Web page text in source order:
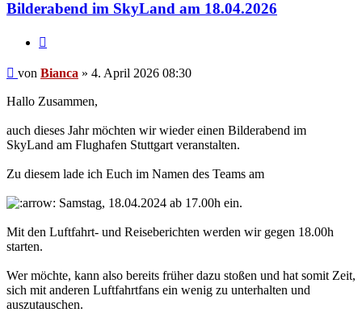
Bilderabend im SkyLand am 18.04.2026
Beitrag
von Bianca » 4. April 2026 08:30
Hallo Zusammen,
auch dieses Jahr möchten wir wieder einen Bilderabend im
SkyLand am Flughafen Stuttgart veranstalten.
Zu diesem lade ich Euch im Namen des Teams am
Samstag, 18.04.2024 ab 17.00h ein.
Mit den Luftfahrt- und Reiseberichten werden wir gegen 18.00h
starten.
Wer möchte, kann also bereits früher dazu stoßen und hat somit Zeit,
sich mit anderen Luftfahrtfans ein wenig zu unterhalten und
auszutauschen.